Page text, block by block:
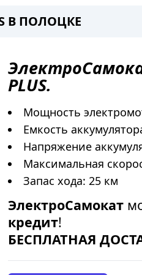
В ПОЛОЦКЕ
PLUS.
Мощность
Емкость
Напряжение
Максимальная
Запас хода: 25 км
ЭлектроСамокат
кредит!
БЕСПЛАТНАЯ